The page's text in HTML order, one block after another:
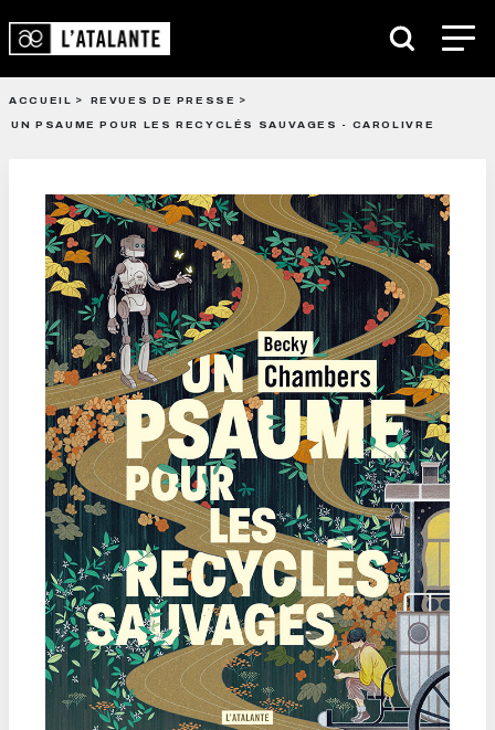
ACCUEIL
REVUES DE PRESSE
UN PSAUME POUR LES RECYCLÉS SAUVAGES - CAROLIVRE